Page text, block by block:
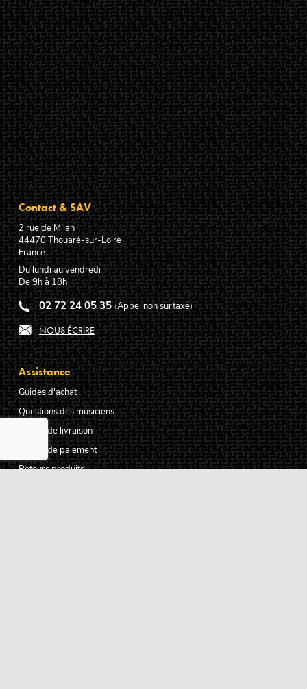
Contact & SAV
2 rue de Milan
44470Thouaré-sur-Loire
France
Du lundi au vendredi
De 9h à 18h
02 72 24 05 35 (Appel non surtaxé)
NOUS ÉCRIRE
Assistance
Guides d'achat
Questions des musiciens
Modes de livraison
Modes de paiement
Retours produits